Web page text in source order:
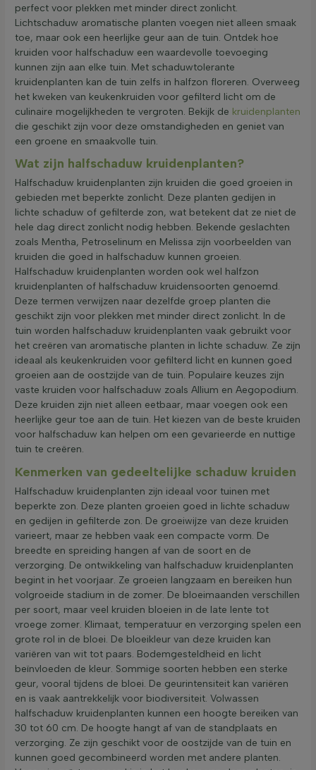
perfect voor plekken met minder direct zonlicht.
Lichtschaduw aromatische planten voegen niet alleen smaak
toe, maar ook een heerlijke geur aan de tuin. Ontdek hoe
kruiden voor halfschaduw een waardevolle toevoeging
kunnen zijn aan elke tuin. Met schaduwtolerante
kruidenplanten kan de tuin zelfs in halfzon floreren. Overweeg
het kweken van keukenkruiden voor gefilterd licht om de
culinaire mogelijkheden te vergroten. Bekijk de kruidenplanten
die geschikt zijn voor deze omstandigheden en geniet van
een groene en smaakvolle tuin.
Wat zijn halfschaduw kruidenplanten?
Halfschaduw kruidenplanten zijn kruiden die goed groeien in
gebieden met beperkte zonlicht. Deze planten gedijen in
lichte schaduw of gefilterde zon, wat betekent dat ze niet de
hele dag direct zonlicht nodig hebben. Bekende geslachten
zoals Mentha, Petroselinum en Melissa zijn voorbeelden van
kruiden die goed in halfschaduw kunnen groeien.
Halfschaduw kruidenplanten worden ook wel halfzon
kruidenplanten of halfschaduw kruidensoorten genoemd.
Deze termen verwijzen naar dezelfde groep planten die
geschikt zijn voor plekken met minder direct zonlicht. In de
tuin worden halfschaduw kruidenplanten vaak gebruikt voor
het creëren van aromatische planten in lichte schaduw. Ze zijn
ideaal als keukenkruiden voor gefilterd licht en kunnen goed
groeien aan de oostzijde van de tuin. Populaire keuzes zijn
vaste kruiden voor halfschaduw zoals Allium en Aegopodium.
Deze kruiden zijn niet alleen eetbaar, maar voegen ook een
heerlijke geur toe aan de tuin. Het kiezen van de beste kruiden
voor halfschaduw kan helpen om een gevarieerde en nuttige
tuin te creëren.
Kenmerken van gedeeltelijke schaduw kruiden
Halfschaduw kruidenplanten zijn ideaal voor tuinen met
beperkte zon. Deze planten groeien goed in lichte schaduw
en gedijen in gefilterde zon. De groeiwijze van deze kruiden
varieert, maar ze hebben vaak een compacte vorm. De
breedte en spreiding hangen af van de soort en de
verzorging. De ontwikkeling van halfschaduw kruidenplanten
begint in het voorjaar. Ze groeien langzaam en bereiken hun
volgroeide stadium in de zomer. De bloeimaanden verschillen
per soort, maar veel kruiden bloeien in de late lente tot
vroege zomer. Klimaat, temperatuur en verzorging spelen een
grote rol in de bloei. De bloeikleur van deze kruiden kan
variëren van wit tot paars. Bodemgesteldheid en licht
beïnvloeden de kleur. Sommige soorten hebben een sterke
geur, vooral tijdens de bloei. De geurintensiteit kan variëren
en is vaak aantrekkelijk voor biodiversiteit. Volwassen
halfschaduw kruidenplanten kunnen een hoogte bereiken van
30 tot 60 cm. De hoogte hangt af van de standplaats en
verzorging. Ze zijn geschikt voor de oostzijde van de tuin en
kunnen goed gecombineerd worden met andere planten.